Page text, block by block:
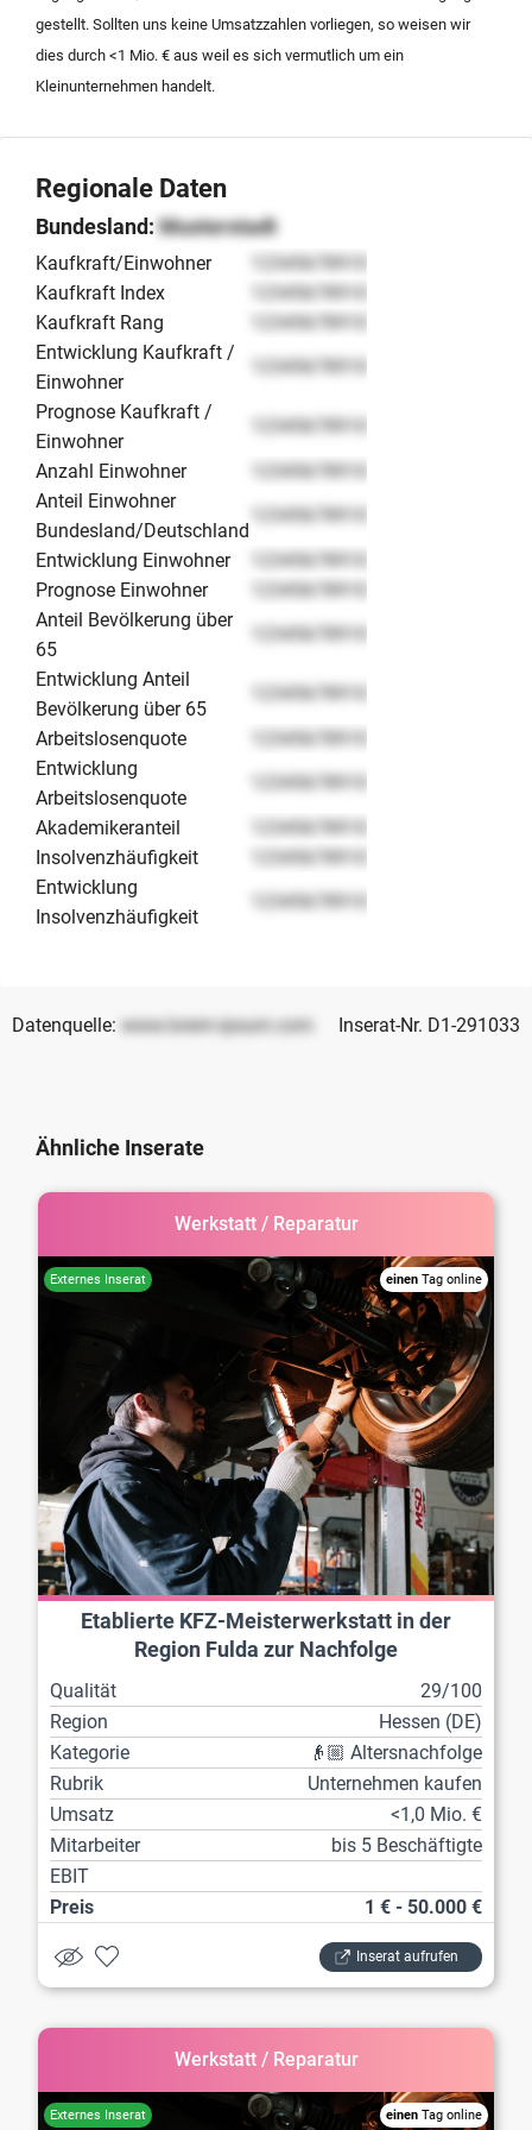
gestellt. Sollten uns keine Umsatzzahlen vorliegen, so weisen wir
dies durch <1 Mio. € aus weil es sich vermutlich um ein
Kleinunternehmen handelt.
Regionale Daten
Bundesland:Musterstadt
Kaufkraft/Einwohner
12345678910
Kaufkraft Index
12345678910
Kaufkraft Rang
12345678910
Entwicklung Kaufkraft /
Einwohner
12345678910
Prognose Kaufkraft /
Einwohner
12345678910
Anzahl Einwohner
12345678910
Anteil Einwohner
Bundesland/Deutschland
12345678910
Entwicklung Einwohner
12345678910
Prognose Einwohner
12345678910
Anteil Bevölkerung über
65
12345678910
Entwicklung Anteil
Bevölkerung über 65
12345678910
Arbeitslosenquote
12345678910
Entwicklung
Arbeitslosenquote
12345678910
Akademikeranteil
12345678910
Insolvenzhäufigkeit
12345678910
Entwicklung
Insolvenzhäufigkeit
12345678910
Datenquelle: www.lorem-ipsum.com Inserat-Nr. D1-291033
Ähnliche Inserate
Werkstatt / Reparatur
einen Tag online
Etablierte KFZ-Meisterwerkstatt in der
Region Fulda zur Nachfolge
Qualität
29/100
Region
Hessen (DE)
Kategorie
👴🏼 Altersnachfolge
Rubrik
Unternehmen kaufen
Umsatz
<1,0 Mio. €
Mitarbeiter
bis 5 Beschäftigte
EBIT
Preis
1 € - 50.000 €
Inserat aufrufen
Werkstatt / Reparatur
einen Tag online